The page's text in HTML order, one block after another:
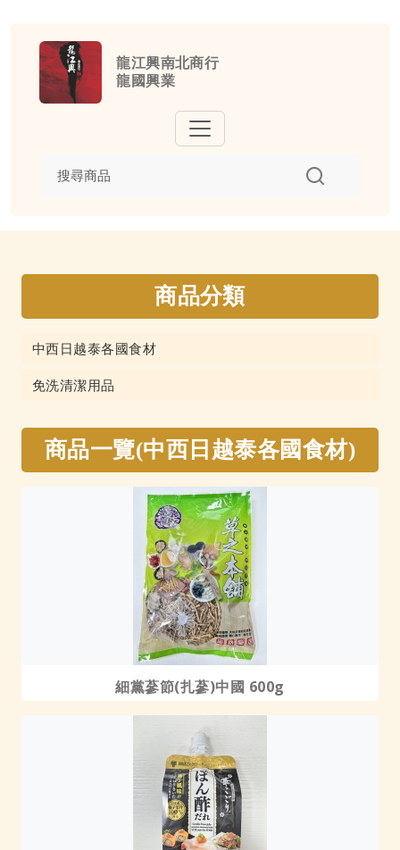
龍江興南北商行
龍國興業
商品分類
中西日越泰各國食材
免洗清潔用品
商品一覽(中西日越泰各國食材)
細黨蔘節(扎蔘)中國 600g